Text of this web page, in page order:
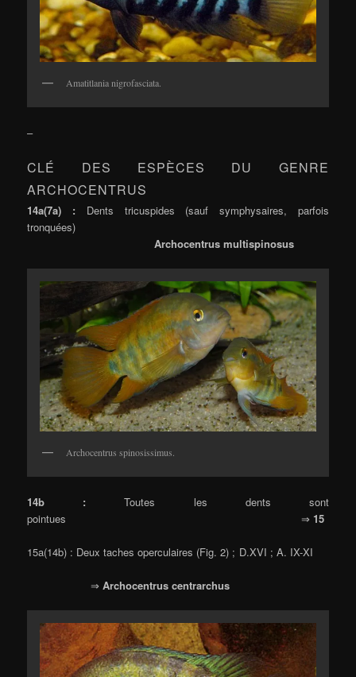
Amatitlania nigrofasciata.
–
CLÉ DES ESPÈCES DU GENRE
ARCHOCENTRUS
14a(7a) : Dents tricuspides (sauf symphysaires, parfois
tronquées)
Archocentrus multispinosus
Archocentrus spinosissimus.
14b : Toutes les dents sont
pointues ⇒ 15
15a(14b) : Deux taches operculaires (Fig. 2) ; D.XVI ; A. IX-XI
⇒ Archocentrus centrarchus